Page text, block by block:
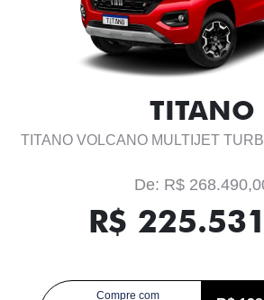
TITANO
TITANO VOLCANO MULTIJET
De: R$
R$
Compre com